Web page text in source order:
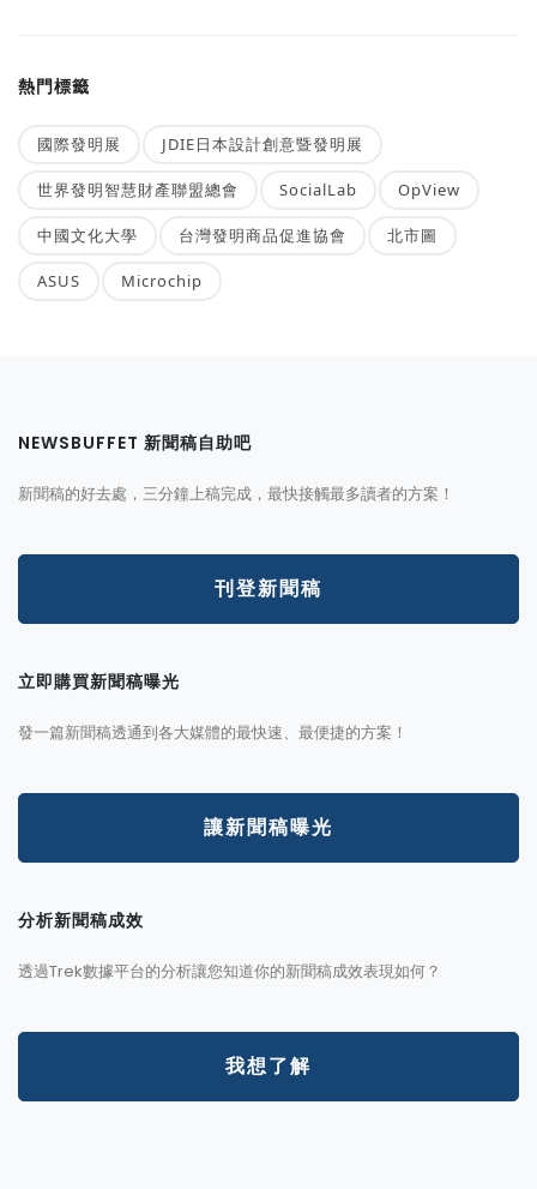
熱門標籤
國際發明展 JDIE日本設計創意暨發明展
世界發明智慧財產聯盟總會 SocialLab OpView
中國文化大學 台灣發明商品促進協會 北市圖
ASUS Microchip
NEWSBUFFET 新聞稿自助吧
新聞稿的好去處，三分鐘上稿完成，最快接觸最多讀者的方案！
刊登新聞稿
立即購買新聞稿曝光
發一篇新聞稿透通到各大媒體的最快速、最便捷的方案！
讓新聞稿曝光
分析新聞稿成效
透過Trek數據平台的分析讓您知道你的新聞稿成效表現如何？
我想了解